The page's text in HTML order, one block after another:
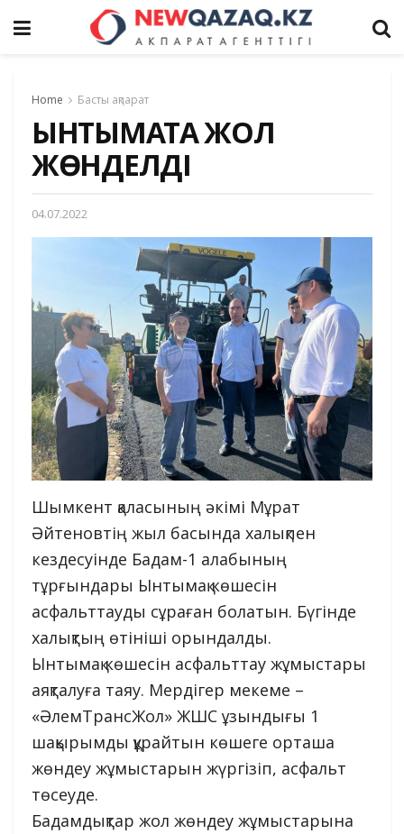
Home Басты ақпарат
ЫНТЫМАҚТА ЖОЛ
ЖӨНДЕЛДІ
04.07.2022
Шымкент қаласының әкімі Мұрат
Әйтеновтің жыл басында халықпен
кездесуінде Бадам-1 алабының
тұрғындары Ынтымақ көшесін
асфальттауды сұраған болатын. Бүгінде
халықтың өтініші орындалды.
Ынтымақ көшесін асфальттау жұмыстары
аяқталуға таяу. Мердігер мекеме –
«ӘлемТрансЖол» ЖШС ұзындығы 1
шақырымды құрайтын көшеге орташа
жөндеу жұмыстарын жүргізіп, асфальт
төсеуде.
Бадамдықтар жол жөндеу жұмыстарына